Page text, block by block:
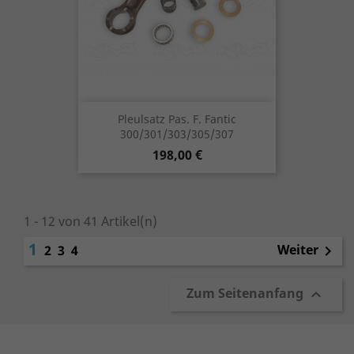
Pleulsatz Pas. F. Fantic
300/301/303/305/307
Preis
198,00 €
1 - 12 von 41 Artikel(n)
1 2 3 4 Weiter 
Zum Seitenanfang 